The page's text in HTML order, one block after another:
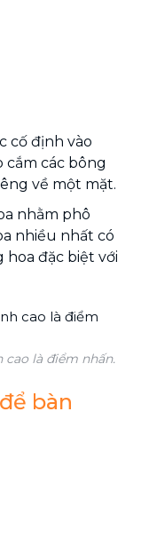
cố định vào
các bông
về một mặt.
nhằm phô
nhiều nhất có
hoa đặc biệt với
là điểm nhấn.
bàn